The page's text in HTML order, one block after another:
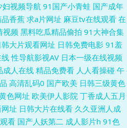
视频一区二区三 五月丁香狠狠爱 91九色
黑丝美女自慰 国产九区第八页 日韩亚色
品亚洲无码一区二区 色情人妖伪娘一区
青草 中文字幕久荜草 97免费福利导航 精
人插 福利社午夜影院 无码不卡熟妇 91原
妇视频导航 91国产小青蛙 国产成年
香蕉 求a片网址 麻豆tv在线观看 在
视频 黑料吃瓜精品偷拍 91大神合集
韩大片观看网址 日韩免费电影 91羞
性导航影视AV 日本一级在线视频
成人在线 精品免费看 人人看操碰 午
高清乱码0 国产欧美 日韩三级黄色
色网址 欧美伊人影院 丁香成人五月
址 日韩大片在线看 久久亚洲人成
看 国产人妖第二 成人影片h 91色